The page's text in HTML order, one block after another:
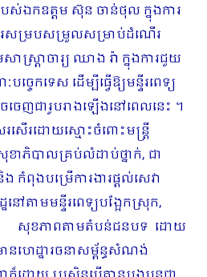
ស់ឯកឧត្តម ស៊ុន ចាន់ថុល ក្នុងការ
រសម្របសម្រួលសម្រាប់ដំណើរ
ស្ត្រាចារ្យ ឈាង រ៉ា ក្នុងការជួយ
ចេកទេស ដើម្បីធ្វើឱ្យមន្ទីរពេទ្យ
ចេញជារូបរាងឡើងនៅពេលនេះ ។
សើរដោយស្មោះចំពោះមន្រ្តី
ខាភិបាលគ្រប់លំដាប់ថ្នាក់, ជា
ពុងបម្រើការងារផ្តល់សេវា
ៅតាមមន្ទីរពេទ្យបង្អែកស្រុក,
សុខភាពតាមតំបន់ជនបទ ដោយ
នហេដ្ឋារចនាសម្ព័ន្ធសំណង់